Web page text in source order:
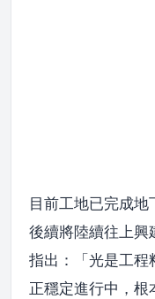
目前工地已完成地
後續將陸續往上興
指出：「光是工程
正穩定進行中，根